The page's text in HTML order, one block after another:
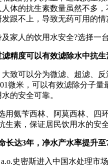
体的抗生素数量虽然不多
跟不上，导致无药可用的情
人的饮用水安全?选择一
精度可以有效滤除水中抗
可以分为微滤、超滤、反
微米，可以有效滤除分子
的安全可靠。
苄西林、阿莫西林、四
素，保证居民饮用水的安全
达3年，净水产水率提升至
史密斯进入中国水处理市